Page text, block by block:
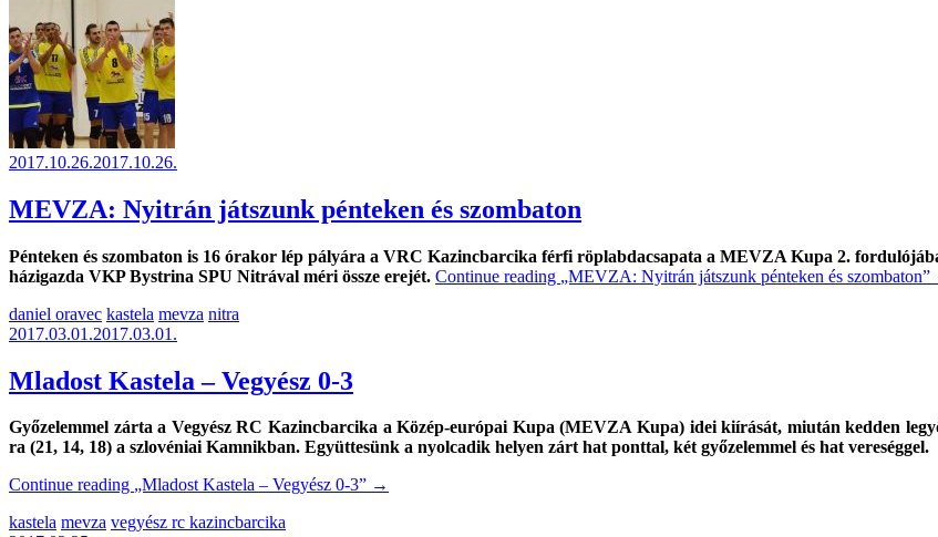
2017.10.26.2017.10.26.
MEVZA: Nyitrán játszunk pénteken és szombaton
Pénteken és szombaton is 16 órakor lép pályára a VRC Kazincbarcika férfi röplabdacsapata a MEVZA Kupa 2.
házigazda VKP Bystrina SPU Nitrával méri össze erejét. Continue reading „MEVZA: Nyitrán játszunk pénteken és szombaton”
daniel oravec kastela mevza nitra
2017.03.01.2017.03.01.
Mladost Kastela – Vegyész 0-3
Győzelemmel zárta a Vegyész RC Kazincbarcika a Közép-európai Kupa (MEVZA Kupa) idei kiírását, miután kedden
ra (21, 14, 18) a szlovéniai Kamnikban. Együttesünk a nyolcadik helyen zárt hat ponttal, két győzelemmel és hat vereséggel.
Continue reading „Mladost Kastela – Vegyész 0-3” →
kastela mevza vegyész rc kazincbarcika